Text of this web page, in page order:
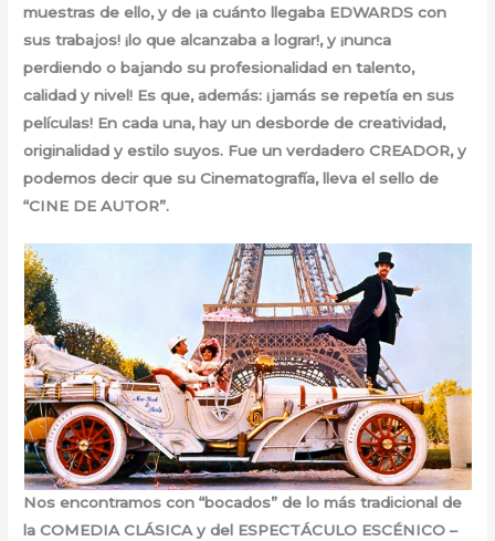
muestras de ello, y de ¡a cuánto llegaba EDWARDS con
sus trabajos! ¡lo que alcanzaba a lograr!, y ¡nunca
perdiendo o bajando su profesionalidad en talento,
calidad y nivel! Es que, además: ¡jamás se repetía en sus
películas! En cada una, hay un desborde de creatividad,
originalidad y estilo suyos. Fue un verdadero CREADOR, y
podemos decir que su Cinematografía, lleva el sello de
“CINE DE AUTOR”.
Nos encontramos con “bocados” de lo más tradicional de
la COMEDIA CLÁSICA y del ESPECTÁCULO ESCÉNICO –